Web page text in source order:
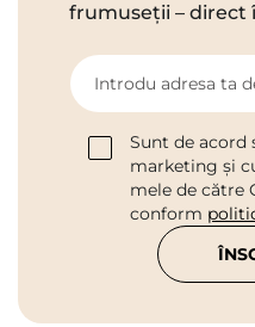
frumuseții – direct
Introdu adresa ta
Sunt de acord
marketing și
mele de către
conform